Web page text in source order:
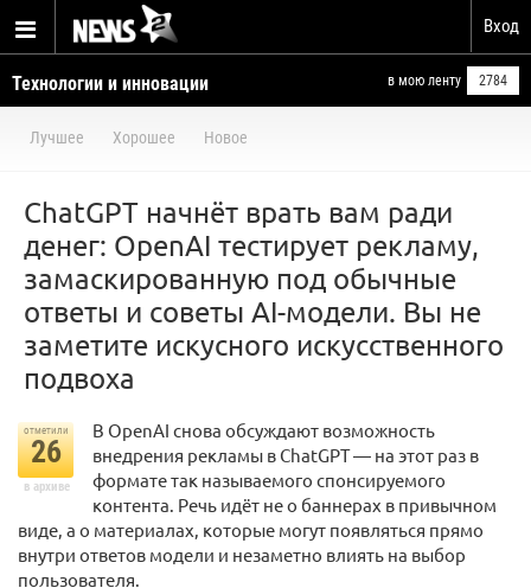
Вход
Технологии и инновации в мою ленту 2784
Лучшее Хорошее Новое
ChatGPT начнёт врать вам ради
денег: OpenAI тестирует рекламу,
замаскированную под обычные
ответы и советы AI-модели. Вы не
заметите искусного искусственного
подвоха
отметили
26
в архиве
В OpenAI снова обсуждают возможность
внедрения рекламы в ChatGPT — на этот раз в
формате так называемого спонсируемого
контента. Речь идёт не о баннерах в привычном
виде, а о материалах, которые могут появляться прямо
внутри ответов модели и незаметно влиять на выбор
пользователя.